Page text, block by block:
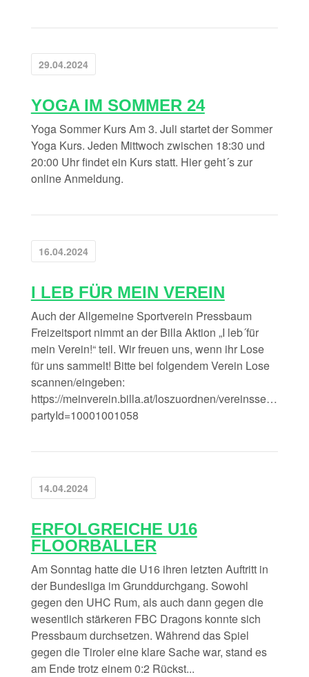
YOGA IM SOMMER 24
Yoga Sommer Kurs Am 3. Juli startet der Sommer
Yoga Kurs. Jeden Mittwoch zwischen 18:30 und
20:00 Uhr findet ein Kurs statt. Hier geht´s zur
online Anmeldung.
29.04.2024
I LEB FÜR MEIN VEREIN
Auch der Allgemeine Sportverein Pressbaum
Freizeitsport nimmt an der Billa Aktion „I leb´für
mein Verein!“ teil. Wir freuen uns, wenn ihr Lose
für uns sammelt! Bitte bei folgendem Verein Lose
scannen/eingeben:
https://meinverein.billa.at/loszuordnen/vereinsseite?
partyId=10001001058
16.04.2024
ERFOLGREICHE U16
FLOORBALLER
Am Sonntag hatte die U16 ihren letzten Auftritt in
der Bundesliga im Grunddurchgang. Sowohl
gegen den UHC Rum, als auch dann gegen die
wesentlich stärkeren FBC Dragons konnte sich
Pressbaum durchsetzen. Während das Spiel
gegen die Tiroler eine klare Sache war, stand es
am Ende trotz einem 0:2 Rückst...
14.04.2024